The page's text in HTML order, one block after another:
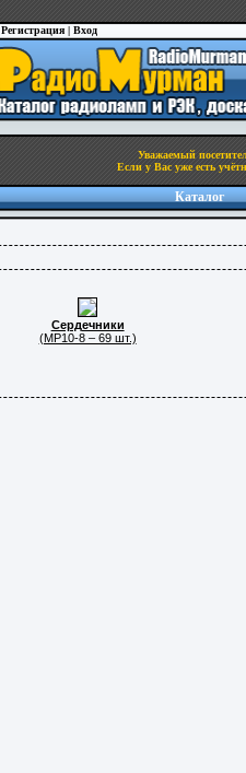
Регистрация | Вход
Уважаемый
Если у Вас уже есть
Каталог
Сердечники
(МР10-8 – 69 шт.)